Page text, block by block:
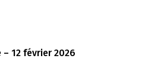
12 février 2026